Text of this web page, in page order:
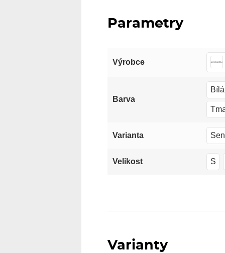
Parametry
Výrobce
Barva
Bílá
Varianta
Velikost S
Varianty